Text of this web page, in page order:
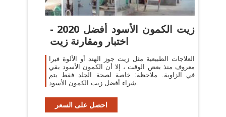
زيت الكمون الأسود أفضل 2020 -
اختبار ومقارنة زيت
العلاجات الطبيعية مثل زيت جوز الهند أو الألوة فيرا
معروف منذ بعض الوقت ، إلا أن الكمون الأسود بقي
في الزاوية. ملاحظة: خاصة لصحة الجلد فقط يتم
شراء أفضل زيت الكمون الأسود.
احصل على السعر